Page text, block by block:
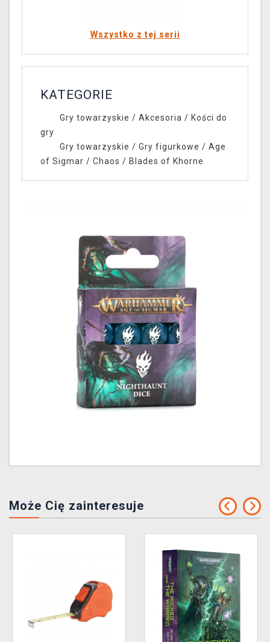
Wszystko z tej serii
KATEGORIE
Gry towarzyskie / Akcesoria / Kości do
gry
Gry towarzyskie / Gry figurkowe / Age
of Sigmar / Chaos / Blades of Khorne
Może Cię zainteresuje